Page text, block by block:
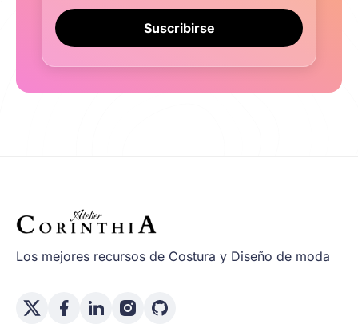
Suscribirse
Los mejores recursos de Costura y Diseño de moda